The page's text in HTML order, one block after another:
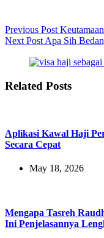
Previous Post
Next Post Apa Sih
Related Posts
Aplikasi Kawal Haji
Secara Cepat
May 18, 2026
Mengapa Tasreh
Ini Penjelasannya